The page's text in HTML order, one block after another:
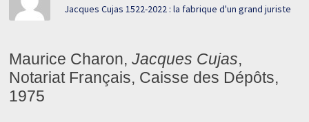
Jacques Cujas 1522-2022 : la fabrique d'un grand juriste
Maurice Charon, Jacques Cujas,
Notariat Français, Caisse des Dépôts,
1975